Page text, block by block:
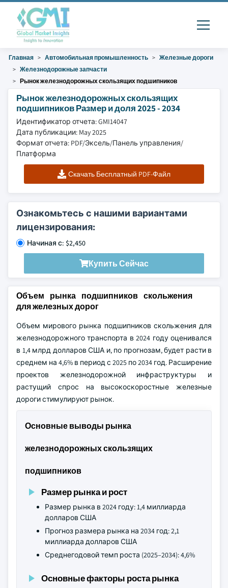
Главная Автомобильная промышленность
Железные дороги
Железнодорожные запчасти
Рынок железнодорожных скользящих подшипников
Рынок железнодорожных скользящих
подшипников Размер и доля 2025 - 2034
Идентификатор отчета: GMI14047
Дата публикации: May 2025
Формат отчета: PDF/Эксель/Панель управления/
Платформа
Скачать Бесплатный PDF-Файл
Ознакомьтесь с нашими вариантами
лицензирования:
Начиная с: $2,450
Купить Сейчас
Объем рынка подшипников скольжения
для железных дорог
Объем мирового рынка подшипников скольжения для
железнодорожного транспорта в 2024 году оценивался
в 1,4 млрд долларов США и, по прогнозам, будет расти в
среднем на 4,6% в период с 2025 по 2034 год. Расширение
проектов железнодорожной инфраструктуры и
растущий спрос на высокоскоростные железные
дороги стимулируют рынок.
Основные выводы рынка
железнодорожных скользящих
подшипников
Размер рынка и рост
Размер рынка в 2024 году: 1,4 миллиарда
долларов США
Прогноз размера рынка на 2034 год: 2,1
миллиарда долларов США
Среднегодовой темп роста (2025–2034): 4,6%
Основные факторы роста рынка